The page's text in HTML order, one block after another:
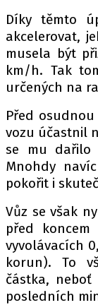
Díky těmto
akcelerovat,
musela být
km/h. Tak
určených na
Před
vozu účastnil
se mu dařilo
Mnohdy
pokořit i
Vůz se však
před
vyvolávacích
korun). To
částka,
posledních